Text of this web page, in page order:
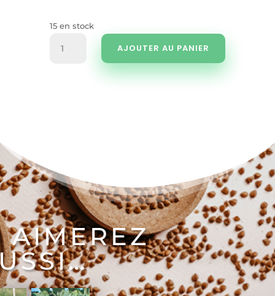
15 en stock
AJOUTER AU PANIER
AIMEREZ